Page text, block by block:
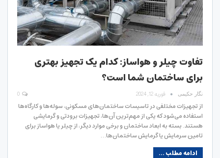
تفاوت چیلر و هواساز: کدام یک تجهیز بهتری
برای ساختمان شما است؟
نگار حکیمی فوریه 12, 2024
از تجهیزات مختلفی در تاسیسات ساختمان‌های مسکونی، سوله‌ها و کارگاه‌ها
استفاده می‌شود که یکی از مهم‌ترین آن‌ها، تجهیزات برودتی و گرمایشی
هستند. بسته به ابعاد ساختمان و برخی موارد دیگر، از چیلر یا هواساز برای
تامین سرمایش یا گرمایش ساختمان‌ها…
ادامه مطلب ...